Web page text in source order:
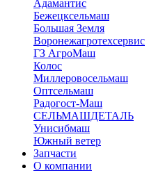
Адамантис
Бежецксельмаш
Большая Земля
Воронежагротехсервис
ГЗ АгроМаш
Колос
Миллеровосельмаш
Оптсельмаш
Радогост-Маш
СЕЛЬМАШДЕТАЛЬ
Унисибмаш
Южный ветер
Запчасти
О компании